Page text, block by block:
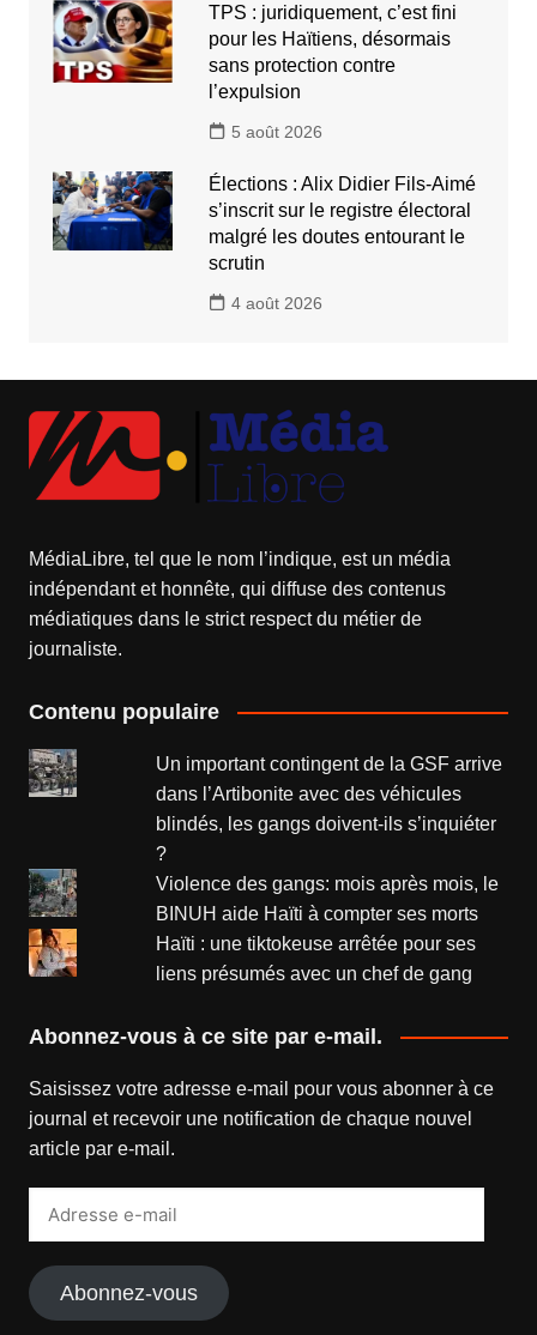
TPS : juridiquement, c’est fini
pour les Haïtiens, désormais
sans protection contre
l’expulsion
5 août 2026
Élections : Alix Didier Fils-Aimé
s’inscrit sur le registre électoral
malgré les doutes entourant le
scrutin
4 août 2026
MédiaLibre, tel que le nom l’indique, est un média
indépendant et honnête, qui diffuse des contenus
médiatiques dans le strict respect du métier de
journaliste.
Contenu populaire
Un important contingent de la GSF arrive
dans l’Artibonite avec des véhicules
blindés, les gangs doivent-ils s’inquiéter
?
Violence des gangs: mois après mois, le
BINUH aide Haïti à compter ses morts
Haïti : une tiktokeuse arrêtée pour ses
liens présumés avec un chef de gang
Abonnez-vous à ce site par e-mail.
Saisissez votre adresse e-mail pour vous abonner à ce
journal et recevoir une notification de chaque nouvel
article par e-mail.
Abonnez-vous